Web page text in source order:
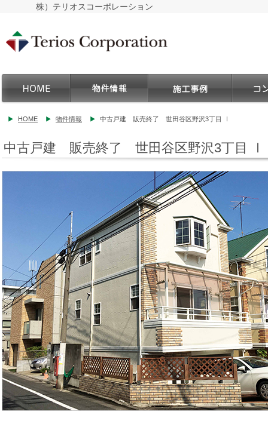
株）テリオスコーポレーション
HOME 物件情報 中古戸建 販売終了 世田谷区野沢3丁目 Ⅰ
中古戸建 販売終了 世田谷区野沢3丁目 Ⅰ